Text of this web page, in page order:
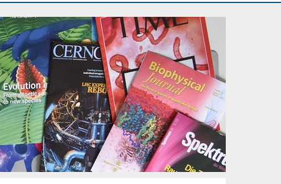
Kino
für
ODSL / ODC
D-Hub
CORE
Gremien
Organisation
Institutionen
Mentoring
Stellenangebote